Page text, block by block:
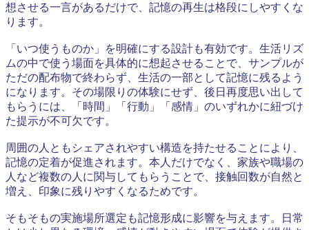
想させる一言があるだけで、記憶の再生は格段にしやすくな
ります。
「いつ使うものか」を明確にする設計も有効です。生活リズ
ムの中で使う場面を具体的に想起させることで、サンプルが
ただの配布物で終わらず、生活の一部として記憶に残るよう
になります。その場限りの体験にせず、後日再度思い出して
もらうには、「時間」「行動」「感情」のいずれかに紐づけ
た提示が不可欠です。
周囲の人ともシェアされやすい構造を持たせることにより、
記憶の定着が促進されます。本人だけでなく、家族や職場の
人など複数の人に関与してもらうことで、接触回数が自然と
増え、印象に残りやすくなるためです。
そもそもの実施場所選定も記憶形成に影響を与えます。日常